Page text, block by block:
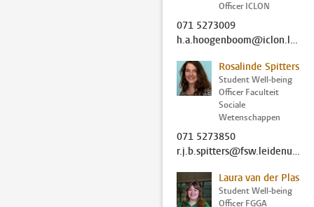
Officer ICLON
071 5273009
h.a.hoogenboom@iclon.leidenuniv.nl
Rosalinde Spitters
Student Well-being
Officer Faculteit
Sociale
Wetenschappen
071 5273850
r.j.b.spitters@fsw.leidenuniv.nl
Laura van der Plas
Student Well-being
Officer FGGA